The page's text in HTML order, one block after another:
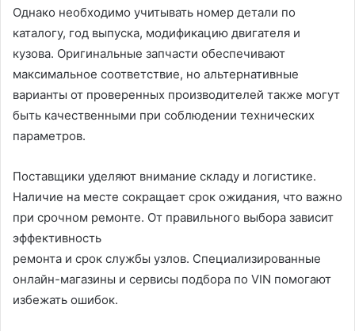
Однако необходимо учитывать номер детали по
каталогу, год выпуска, модификацию двигателя и
кузова. Оригинальные запчасти обеспечивают
максимальное соответствие, но альтернативные
варианты от проверенных производителей также могут
быть качественными при соблюдении технических
параметров.
Поставщики уделяют внимание складу и логистике.
Наличие на месте сокращает срок ожидания, что важно
при срочном ремонте. От правильного выбора зависит
эффективность
ремонта и срок службы узлов. Специализированные
онлайн-магазины и сервисы подбора по VIN помогают
избежать ошибок.